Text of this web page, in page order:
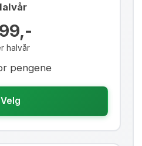
halvår
pengene
Velg